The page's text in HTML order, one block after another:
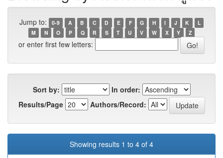
Jump to: 0-9 A B C D E F G H I J K
L
M
N O P Q R S T U V W X Y Z
or enter first few letters:
Sort by:
In order:
Results/Page
Authors/Record:
Showing results 1 to 4 of 4